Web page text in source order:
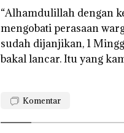
“Alhamdulillah dengan
mengobati perasaan
sudah dijanjikan, 1
bakal lancar. Itu yang
Komentar
Laporan
Anak Dibawa
Tanpa Izin:
Murni
Sengketa
Hak Asuh!
Dua Kali di
Thailand